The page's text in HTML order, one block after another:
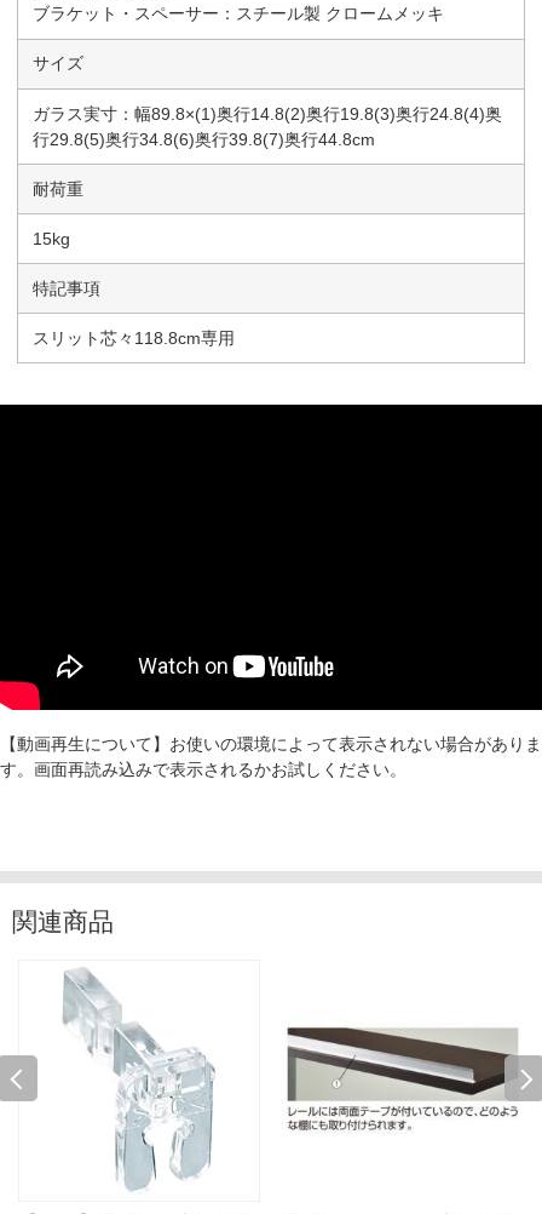
ブラケット・スペーサー：スチール製 クロームメッキ
サイズ
ガラス実寸：幅89.8×(1)奥行14.8(2)奥行19.8(3)奥行24.8(4)奥
行29.8(5)奥行34.8(6)奥行39.8(7)奥行44.8cm
耐荷重
15kg
特記事項
スリット芯々118.8cm専用
【動画再生について】お使いの環境によって表示されない場合がありま
す。画面再読み込みで表示されるかお試しください。
関連商品